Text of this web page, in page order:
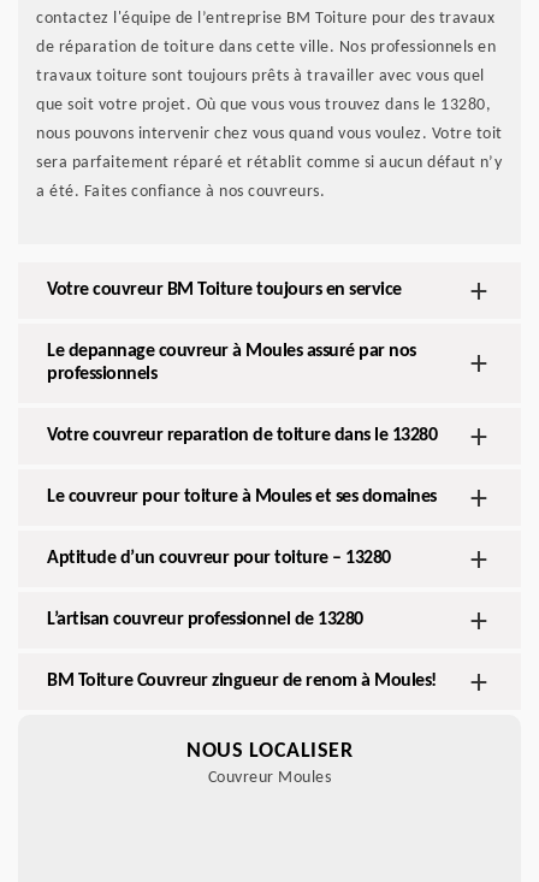
contactez l'équipe de l’entreprise BM Toiture pour des travaux
de réparation de toiture dans cette ville. Nos professionnels en
travaux toiture sont toujours prêts à travailler avec vous quel
que soit votre projet. Où que vous vous trouvez dans le 13280,
nous pouvons intervenir chez vous quand vous voulez. Votre toit
sera parfaitement réparé et rétablit comme si aucun défaut n’y
a été. Faites confiance à nos couvreurs.
Votre couvreur BM Toiture toujours en service
Le depannage couvreur à Moules assuré par nos
professionnels
Votre couvreur reparation de toiture dans le 13280
Le couvreur pour toiture à Moules et ses domaines
Aptitude d’un couvreur pour toiture – 13280
L’artisan couvreur professionnel de 13280
BM Toiture Couvreur zingueur de renom à Moules!
NOUS LOCALISER
Couvreur Moules